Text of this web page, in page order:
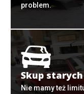
problem.
Skup
Nie mamy też